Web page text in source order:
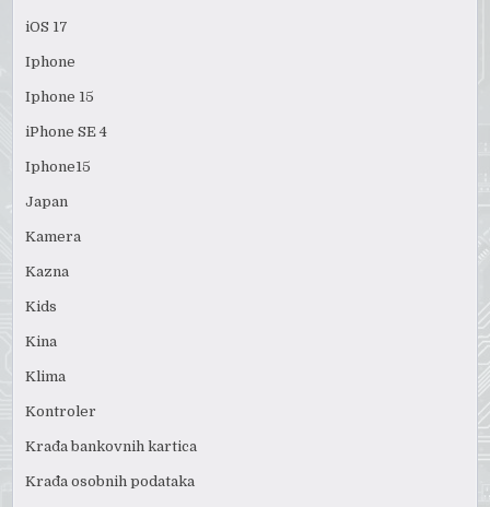
iOS 17
Iphone
Iphone 15
iPhone SE 4
Iphone15
Japan
Kamera
Kazna
Kids
Kina
Klima
Kontroler
Krađa bankovnih kartica
Krađa osobnih podataka